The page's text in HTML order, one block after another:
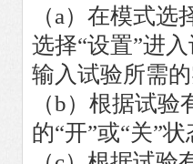
（a） 在模式选
选择“设置”进
输入试验所需
（b） 根据试验
的“开”或“关”